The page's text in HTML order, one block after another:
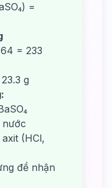
=
= 233
g
nước
(HCl,
để nhận